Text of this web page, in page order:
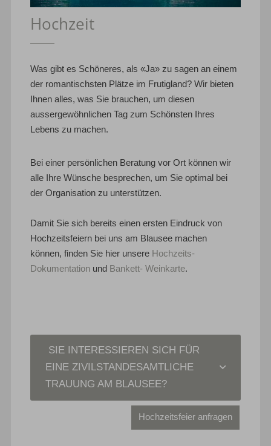
Hochzeit
Was gibt es Schöneres, als «Ja» zu sagen an einem
der romantischsten Plätze im Frutigland? Wir bieten
Ihnen alles, was Sie brauchen, um diesen
aussergewöhnlichen Tag zum Schönsten Ihres
Lebens zu machen.
Bei einer persönlichen Beratung vor Ort können wir
alle Ihre Wünsche besprechen, um Sie optimal bei
der Organisation zu unterstützen.
Damit Sie sich bereits einen ersten Eindruck von
Hochzeitsfeiern bei uns am Blausee machen
können, finden Sie hier unsere Hochzeits-
Dokumentation und Bankett- Weinkarte.
SIE INTERESSIEREN SICH FÜR
EINE ZIVILSTANDESAMTLICHE
TRAUUNG AM BLAUSEE?
Hochzeitsfeier anfragen